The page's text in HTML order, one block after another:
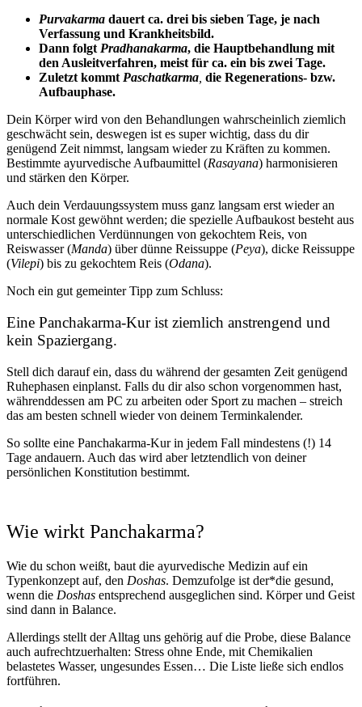
Purvakarma dauert ca. drei bis sieben Tage, je nach
Verfassung und Krankheitsbild.
Dann folgt Pradhanakarma, die Hauptbehandlung mit
den Ausleitverfahren, meist für ca. ein bis zwei Tage.
Zuletzt kommt Paschatkarma die Regenerations- bzw.
Aufbauphase.
Dein Körper wird von den Behandlungen wahrscheinlich ziemlich
geschwächt sein, deswegen ist es super wichtig, dass du dir
genügend Zeit nimmst, langsam wieder zu Kräften zu kommen.
Bestimmte ayurvedische Aufbaumittel (Rasayana) harmonisieren
und stärken den Körper.
Auch dein Verdauungssystem muss ganz langsam erst wieder an
normale Kost gewöhnt werden; die spezielle Aufbaukost besteht aus
unterschiedlichen Verdünnungen von gekochtem Reis, von
Reiswasser (Manda) über dünne Reissuppe (Peya), dicke Reissuppe
(Vilepi) bis zu gekochtem Reis (Odana).
Noch ein gut gemeinter Tipp zum Schluss:
Eine Panchakarma-Kur ist ziemlich anstrengend und
kein Spaziergang.
Stell dich darauf ein, dass du während der gesamten Zeit genügend
Ruhephasen einplanst. Falls du dir also schon vorgenommen hast,
währenddessen am PC zu arbeiten oder Sport zu machen – streich
das am besten schnell wieder von deinem Terminkalender.
So sollte eine Panchakarma-Kur in jedem Fall mindestens (!) 14
Tage andauern. Auch das wird aber letztendlich von deiner
persönlichen Konstitution bestimmt.
Wie wirkt Panchakarma?
Wie du schon weißt, baut die ayurvedische Medizin auf ein
Typenkonzept auf, den Doshas. Demzufolge ist der*die gesund,
wenn die Doshas entsprechend ausgeglichen sind. Körper und Geist
sind dann in Balance.
Allerdings stellt der Alltag uns gehörig auf die Probe, diese Balance
auch aufrechtzuerhalten: Stress ohne Ende, mit Chemikalien
belastetes Wasser, ungesundes Essen… Die Liste ließe sich endlos
fortführen.